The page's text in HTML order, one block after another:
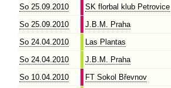
So 25.09.2010
SK florbal klub Petrovice
So 25.09.2010
J.B.M. Praha
So 24.04.2010
Las Plantas
So 24.04.2010
J.B.M. Praha
So 10.04.2010
FT Sokol Břevnov